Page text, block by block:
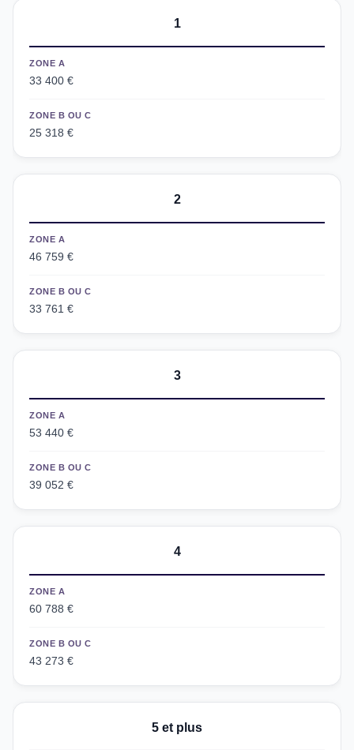
1
ZONE A
33 400 €
ZONE B OU C
25 318 €
2
ZONE A
46 759 €
ZONE B OU C
33 761 €
3
ZONE A
53 440 €
ZONE B OU C
39 052 €
4
ZONE A
60 788 €
ZONE B OU C
43 273 €
5 et plus